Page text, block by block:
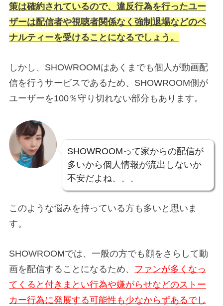
策は確約されているので、違反行為を行ったユー
ザーは配信者や視聴者関係なく強制退場などのペ
ナルティーを受けることになるでしょう。
しかし、SHOWROOMはあくまでも個人が動画配
信を行うサービスであるため、SHOWROOM側が
ユーザーを100％守り切れない部分もあります。
SHOWROOMって家からの配信が
多いから個人情報が流出しないか
不安だよね、、、
このような悩みを持っている方も多いと思いま
す。
SHOWROOMでは、一般の方でも顔をさらして動
画を配信することになるため、 ファンが多くなっ
てくると付きまとい行為や嫌がらせなどのストー
カー行為に発展する可能性も少なからずあるでし